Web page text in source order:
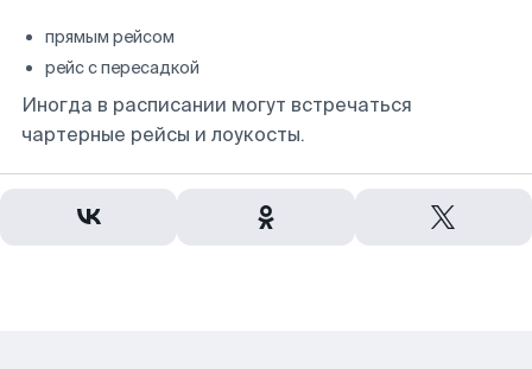
прямым рейсом
рейс с пересадкой
Иногда в расписании могут встречаться
чартерные рейсы и лоукосты.